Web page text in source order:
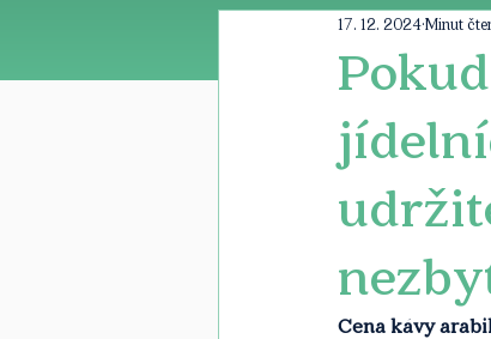
17. 12. 2024Minut
Cena kávy